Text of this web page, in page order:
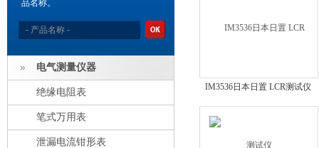
品名称。
电气测量仪器
绝缘电阻表
笔式万用表
泄漏电流钳形表
IM3536日本日置 LCR测试仪